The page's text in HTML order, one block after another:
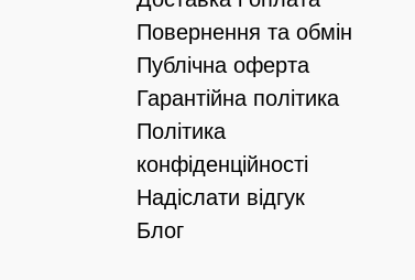
Повернення та обмін
Публічна оферта
Гарантійна політика
Політика
конфіденційності
Надіслати відгук
Блог